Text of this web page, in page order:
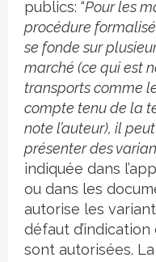
publics: “Pour les
procédure
se fonde sur
marché (ce qui est
transports comme
compte tenu de la
note l’auteur), il
présenter des
indiquée dans
ou dans les
autorise les
défaut
sont autorisées.